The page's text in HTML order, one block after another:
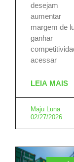
desejam
aumentar
margem de
ganhar
acessar
LEIA MAIS
Maju Luna
02/27/2026